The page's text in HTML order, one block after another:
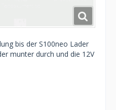
bis der S100neo Lader
munter durch und die 12V